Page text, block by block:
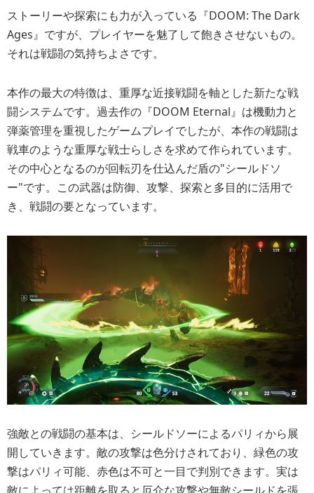
ストーリーや探索にも力が入っている『DOOM: The Dark
Ages』ですが、プレイヤーを魅了して飽きさせないもの。
それは戦闘の気持ちよさです。
本作の最大の特徴は、重厚な近接戦闘を軸とした新たな戦
闘システムです。過去作の『DOOM Eternal』は機動力と
弾薬管理を重視したゲームプレイでしたが、本作の戦闘は
戦車のような重厚な戦士らしさを求めて作られています。
その中心となるのが回転刃を仕込んだ盾の"シールドソ
ー"です。この武器は防御、攻撃、探索と多目的に活用で
き、戦闘の要となっています。
強敵との戦闘の基本は、シールドソーによるパリィから展
開していきます。敵の攻撃は色分けされており、緑色の攻
撃はパリィ可能、赤色は不可と一目で判別できます。実は